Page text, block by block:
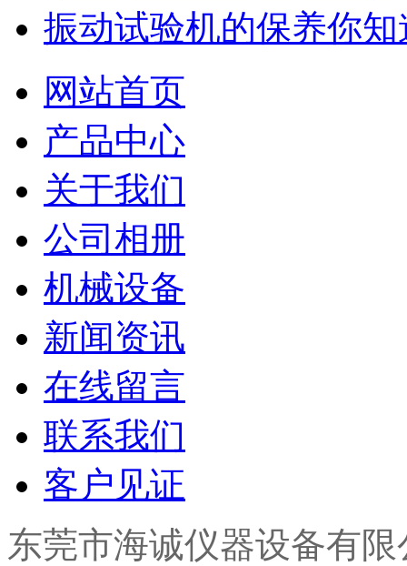
振动试验机的保养你
网站首页
产品中心
关于我们
公司相册
机械设备
新闻资讯
在线留言
联系我们
客户见证
东莞市海诚仪器设备有